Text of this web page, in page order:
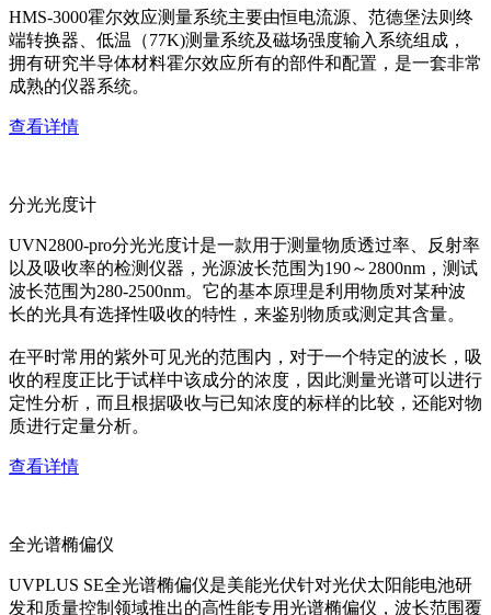
HMS-3000霍尔效应测量系统主要由恒电流源、范德堡法则终
端转换器、低温（77K)测量系统及磁场强度输入系统组成，
拥有研究半导体材料霍尔效应所有的部件和配置，是一套非常
成熟的仪器系统。
查看详情
分光光度计
UVN2800-pro分光光度计是一款用于测量物质透过率、反射率
以及吸收率的检测仪器，光源波长范围为190～2800nm，测试
波长范围为280-2500nm。它的基本原理是利用物质对某种波
长的光具有选择性吸收的特性，来鉴别物质或测定其含量。
在平时常用的紫外可见光的范围内，对于一个特定的波长，吸
收的程度正比于试样中该成分的浓度，因此测量光谱可以进行
定性分析，而且根据吸收与已知浓度的标样的比较，还能对物
质进行定量分析。
查看详情
全光谱椭偏仪
UVPLUS SE全光谱椭偏仪是美能光伏针对光伏太阳能电池研
发和质量控制领域推出的高性能专用光谱椭偏仪，波长范围覆